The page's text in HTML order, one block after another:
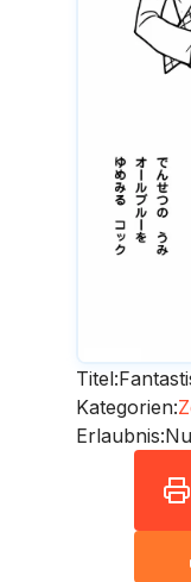
Titel:
Kategorien:
Erlaubnis: